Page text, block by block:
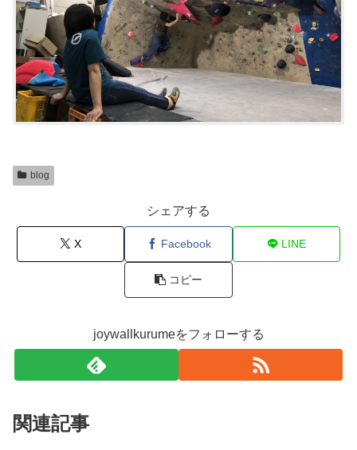
blog
シェアする
X Facebook LINE
コピー
joywallkurumeをフォローする
関連記事